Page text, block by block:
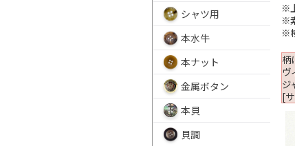
シャツ用
本水牛
本ナット
金属ボタン
本貝
貝調
※
※
※
柄
ヴ
ジ
[